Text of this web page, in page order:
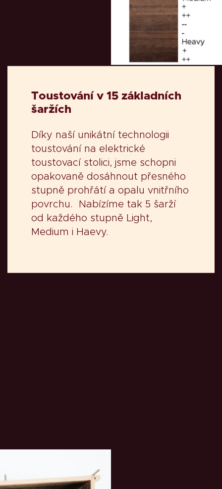
Toustování v 15 základních
šaržích
Díky naší unikátní technologii
toustování na elektrické
toustovací stolici, jsme schopni
opakovaně dosáhnout přesného
stupně prohřátí a opalu vnitřního
povrchu. Nabízíme tak 5 šarží
od každého stupně Light,
Medium i Haevy.